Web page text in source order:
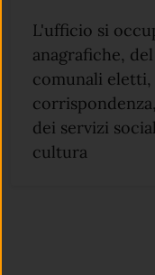
L'ufficio si
anagrafiche,
comunali
dei servizi
cultura